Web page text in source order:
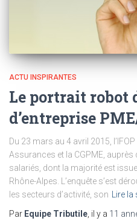
ACTU INSPIRANTES
Le portrait robot
d’entreprise
Du 23 mars au 4 avril 2015,
Assurances et la CGPME, auprès
salariés, dont la majorité est
Rhône-Alpes. L’enquête s’est
les secteurs d’activité, son Lire la
Par Equipe Tributile, il y a 11